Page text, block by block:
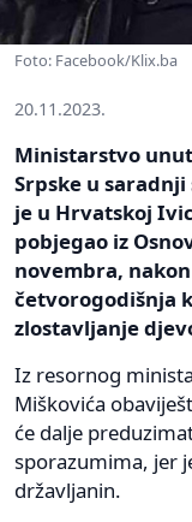
Foto: Facebook/Klix.ba
20.11.2023.
Ministarstvo
Srpske u
je u Hrvatskoj
pobjegao iz
novembra,
četvorogodišnja
zlostavljanje
Iz resornog
Miškovića
će dalje
sporazumima, jer
državljanin.